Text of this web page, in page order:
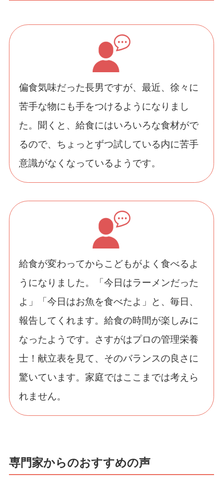
偏食気味だった長男ですが、最近、徐々に
苦手な物にも手をつけるようになりまし
た。聞くと、給食にはいろいろな食材がで
るので、ちょっとずつ試している内に苦手
意識がなくなっているようです。
給食が変わってからこどもがよく食べるよ
うになりました。「今日はラーメンだった
よ」「今日はお魚を食べたよ」と、毎日、
報告してくれます。給食の時間が楽しみに
なったようです。さすがはプロの管理栄養
士！献立表を見て、そのバランスの良さに
驚いています。家庭ではここまでは考えら
れません。
専門家からのおすすめの声